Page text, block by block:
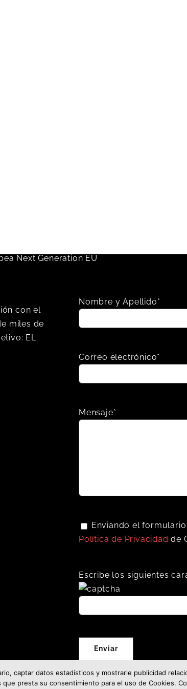
con el
miles de
EL
Nombre y Apellido*
Correo electrónico*
Mensaje*
Enviando el
Política de Privacidad de
Escribe los siguientes
captar datos estadísticos y mostrarle publicidad
presta su consentimiento para el uso de Cookies.